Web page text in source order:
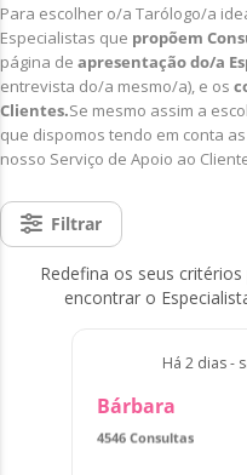
Para escolher o/a Tarólogo/a
Especialistas que propõem
página de apresentação do/a
entrevista do/a mesmo/a), e os
Clientes.Se mesmo assim a
que dispomos tendo em conta
nosso Serviço de Apoio ao
Filtrar
Redefina os seus
encontrar o
Há 2 dias -
Bárbara
4546 Consultas
Favorito/a de 31